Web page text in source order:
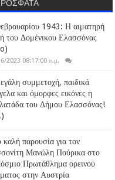
1943: Η αιματηρή
του Δομένικου Ελασσόνας
2023 08:17:00 π.μ.
συμμετοχή, παιδικά
και όμορφες εικόνες η
του Δήμου Ελασσόνας!
παρουσία για τον
Μανώλη Πούρικα στο
Πρωτάθλημα ορεινού
στην Αυστρία